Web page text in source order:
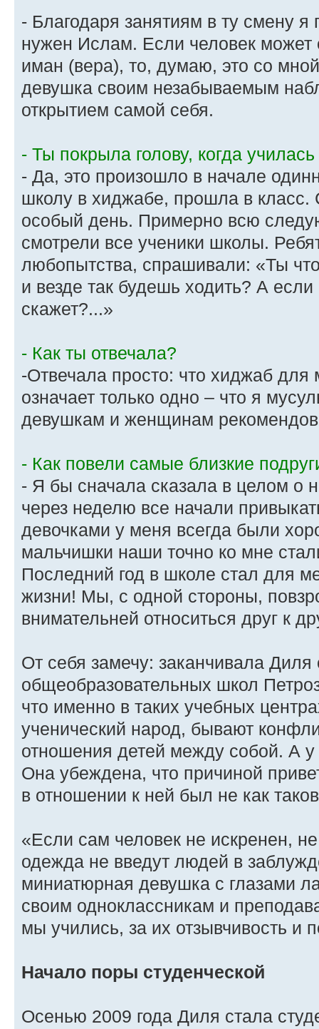
- Благодаря занятиям в ту смену я
нужен Ислам. Если человек может
иман (вера), то, думаю, это со
девушка своим незабываемым
открытием самой себя.
- Ты покрыла голову, когда
- Да, это произошло в начале
школу в хиджабе, прошла в класс.
особый день. Примерно всю
смотрели все ученики школы.
любопытства, спрашивали: «Ты
и везде так будешь ходить? А
скажет?...»
- Как ты отвечала?
-Отвечала просто: что хиджаб
означает только одно – что я
девушкам и женщинам
- Как повели самые близкие
- Я бы сначала сказала в целом о
через неделю все начали
девочками у меня всегда были
мальчишки наши точно ко мне
Последний год в школе стал для
жизни! Мы, с одной стороны,
внимательней относиться друг к
От себя замечу: заканчивала
общеобразовательных школ
что именно в таких учебных
ученический народ, бывают
отношения детей между собой. А
Она убеждена, что причиной
в отношении к ней был не как
«Если сам человек не искренен,
одежда не введут людей в
миниатюрная девушка с глазами
своим одноклассникам и
мы учились, за их отзывчивость и
Начало поры студенческой
Осенью 2009 года Диля стала